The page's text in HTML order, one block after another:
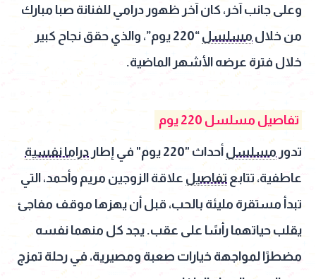
وعلى جانب آخر، كان آخر ظهور درامي للفنانة صبا مبارك
من خلال مسلسل
“220 يوم”، والذي حقق نجاح كبير
خلال فترة عرضه الأشهر الماضية.
تفاصيل مسلسل 220 يوم
تدور مسلسل أحداث "220 يوم" في إطار
دراما نفسية
عاطفية، تتابع تفاصيل علاقة الزوجين مريم وأحمد، التي
تبدأ مستقرة مليئة بالحب، قبل أن يهزها موقف مفاجئ
يقلب حياتهما رأسًا على عقب. يجد كل منهما نفسه
مضطرًا لمواجهة خيارات صعبة ومصيرية، في رحلة تمزج